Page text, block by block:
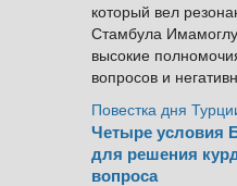
который вел
Стамбула
высокие
вопросов и
Повестка дня
Четыре условия
для решения
вопроса